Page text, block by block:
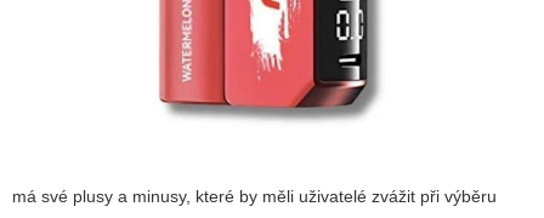
má své plusy a minusy, které by měli uživatelé zvážit při výběru